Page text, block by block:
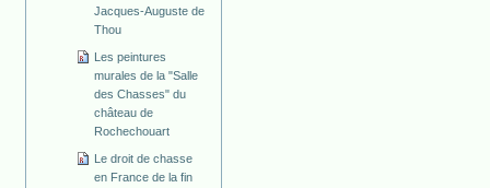
Jacques-Auguste de
Thou
Les peintures
murales de la "Salle
des Chasses" du
château de
Rochechouart
Le droit de chasse
en France de la fin